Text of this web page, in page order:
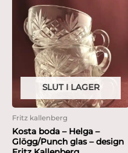
SLUT I LAGER
Fritz kallenberg
Kosta boda – Helga –
Glögg/Punch glas – design